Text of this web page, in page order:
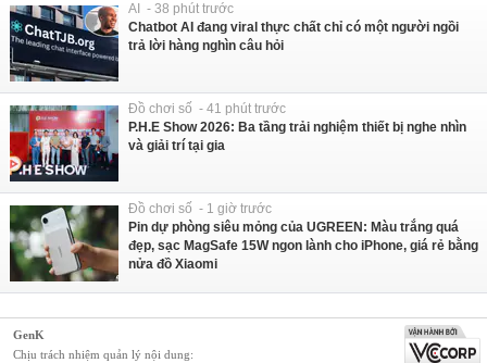
AI - 38 phút trước
Chatbot AI đang viral thực chất chỉ có một người ngồi
trả lời hàng nghìn câu hỏi
Đồ chơi số - 41 phút trước
P.H.E Show 2026: Ba tầng trải nghiệm thiết bị nghe nhìn
và giải trí tại gia
Đồ chơi số - 1 giờ trước
Pin dự phòng siêu mỏng của UGREEN: Màu trắng quá
đẹp, sạc MagSafe 15W ngon lành cho iPhone, giá rẻ bằng
nửa đồ Xiaomi
GenK
Chịu trách nhiệm quản lý nội dung: